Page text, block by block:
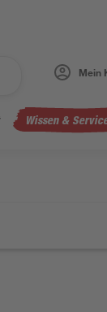
Mein
Wissen &